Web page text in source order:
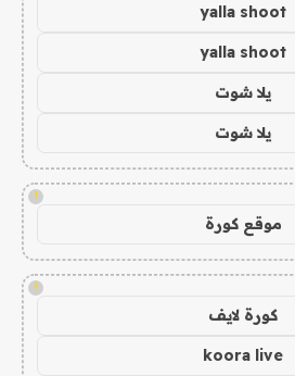
yalla shoot
yalla shoot
يلا شوت
يلا شوت
!
موقع كورة
!
كورة لايف
koora live